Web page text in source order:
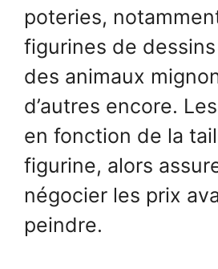
poteries,
figurines de
des animaux
d’autres encore.
en fonction de la
figurine, alors
négocier les prix
peindre.